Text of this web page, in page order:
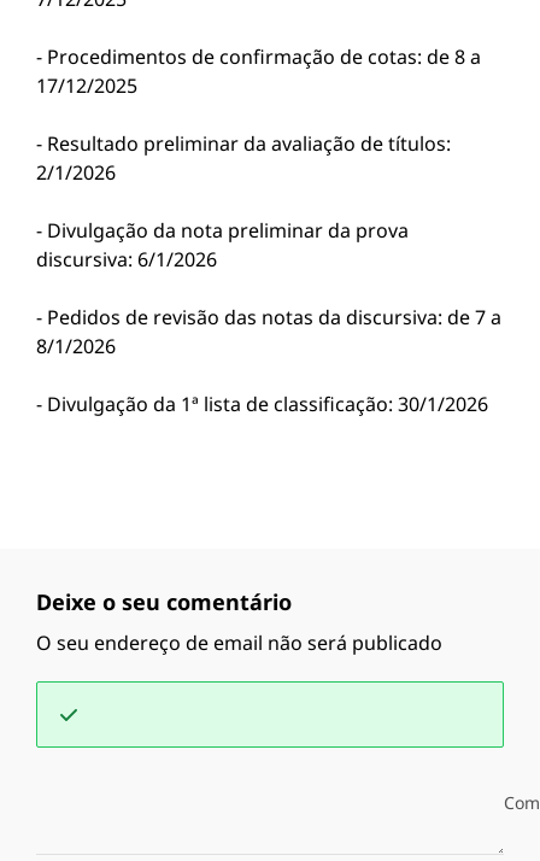
- Procedimentos de confirmação de cotas: de 8 a
17/12/2025
- Resultado preliminar da avaliação de títulos:
2/1/2026
- Divulgação da nota preliminar da prova
discursiva: 6/1/2026
- Pedidos de revisão das notas da discursiva: de 7 a
8/1/2026
- Divulgação da 1ª lista de classificação: 30/1/2026
Deixe o seu comentário
O seu endereço de email não será publicado